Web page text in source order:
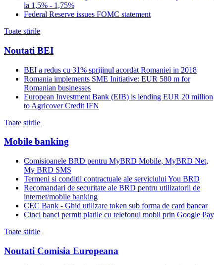
la 1,5% - 1,75%
Federal Reserve issues FOMC statement
Toate stirile
Noutati BEI
BEI a redus cu 31% sprijinul acordat Romaniei in 2018
Romania implements SME Initiative: EUR 580 m for
Romanian businesses
European Investment Bank (EIB) is lending EUR 20 million
to Agricover Credit IFN
Toate stirile
Mobile banking
Comisioanele BRD pentru MyBRD Mobile, MyBRD Net,
My BRD SMS
Termeni si conditii contractuale ale serviciului You BRD
Recomandari de securitate ale BRD pentru utilizatorii de
internet/mobile banking
CEC Bank - Ghid utilizare token sub forma de card bancar
Cinci banci permit platile cu telefonul mobil prin Google Pay
Toate stirile
Noutati Comisia Europeana